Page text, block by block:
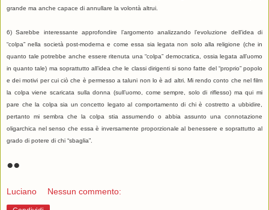
grande ma anche capace di annullare la volontà altrui.
6) Sarebbe interessante approfondire l’argomento analizzando l’evoluzione dell’idea di
“colpa” nella società post-moderna e come essa sia legata non solo alla religione (che in
quanto tale potrebbe anche essere ritenuta una “colpa” democratica, ossia legata all’uomo
in quanto tale) ma soprattutto all’idea che le classi dirigenti si sono fatte del “proprio” popolo
e dei motivi per cui ciò che è permesso a taluni non lo è ad altri. Mi rendo conto che nel film
la colpa viene scaricata sulla donna (sull’uomo, come sempre, solo di riflesso) ma qui mi
pare che la colpa sia un concetto legato al comportamento di chi è costretto a ubbidire,
pertanto mi sembra che la colpa stia assumendo o abbia assunto una connotazione
oligarchica nel senso che essa è inversamente proporzionale al benessere e soprattutto al
grado di potere di chi “sbaglia”.
●●
Luciano Nessun commento: